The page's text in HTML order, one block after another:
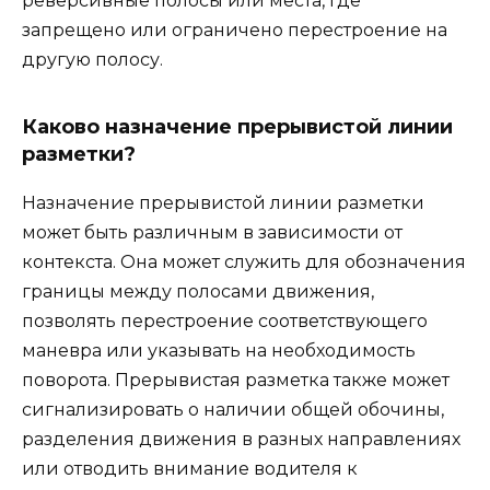
запрещено или ограничено перестроение на
другую полосу.
Каково назначение прерывистой линии
разметки?
Назначение прерывистой линии разметки
может быть различным в зависимости от
контекста. Она может служить для обозначения
границы между полосами движения,
позволять перестроение соответствующего
маневра или указывать на необходимость
поворота. Прерывистая разметка также может
сигнализировать о наличии общей обочины,
разделения движения в разных направлениях
или отводить внимание водителя к